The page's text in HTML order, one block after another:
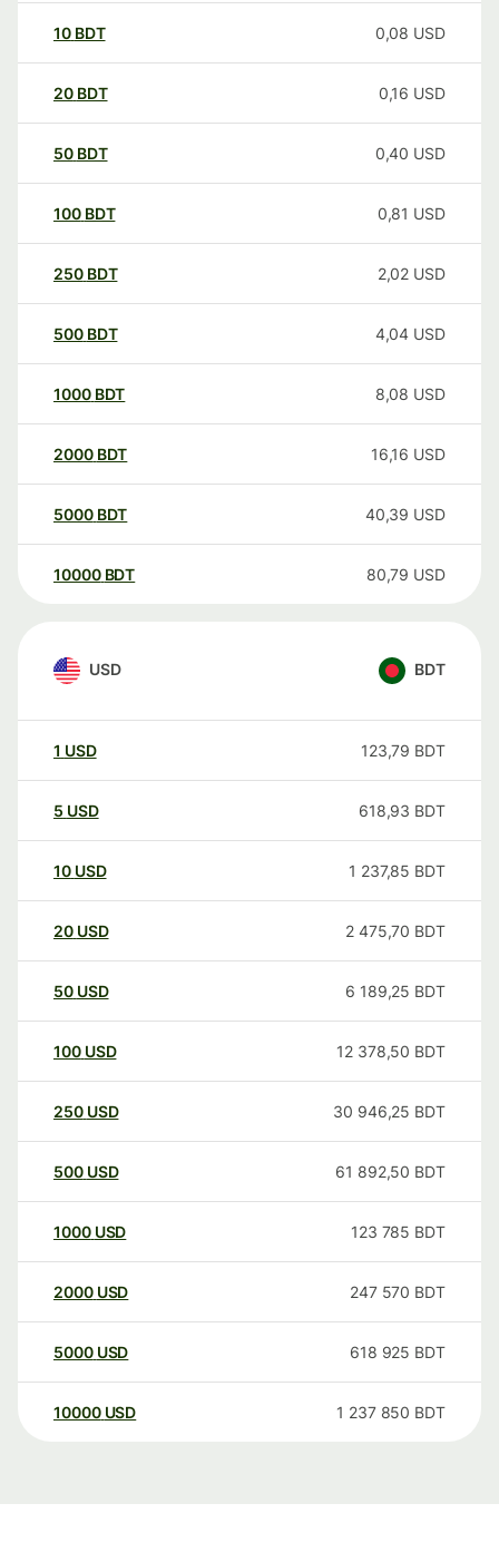
10 BDT 0,08 USD
20 BDT 0,16 USD
50 BDT 0,40 USD
100 BDT 0,81 USD
250 BDT 2,02 USD
500 BDT 4,04 USD
1000 BDT 8,08 USD
2000 BDT 16,16 USD
5000 BDT 40,39 USD
10000 BDT 80,79 USD
USD BDT
1 USD 123,79 BDT
5 USD 618,93 BDT
10 USD 1 237,85 BDT
20 USD 2 475,70 BDT
50 USD 6 189,25 BDT
100 USD 12 378,50 BDT
250 USD 30 946,25 BDT
500 USD 61 892,50 BDT
1000 USD 123 785 BDT
2000 USD 247 570 BDT
5000 USD 618 925 BDT
10000 USD 1 237 850 BDT